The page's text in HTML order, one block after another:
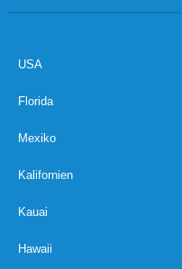
USA
Florida
Mexiko
Kalifornien
Kauai
Hawaii